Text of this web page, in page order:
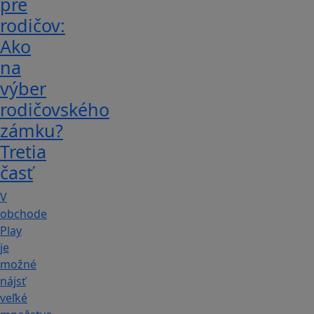
rodičov:
Ako
na
výber
rodičovského
zámku?
Tretia
časť
V
obchode
Play
je
možné
nájsť
veľké